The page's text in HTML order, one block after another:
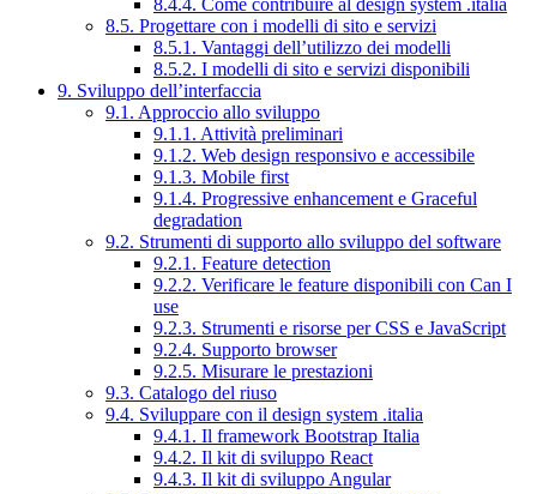
8.4.4. Come contribuire al design system .italia
8.5. Progettare con i modelli di sito e servizi
8.5.1. Vantaggi dell’utilizzo dei modelli
8.5.2. I modelli di sito e servizi disponibili
9. Sviluppo dell’interfaccia
9.1. Approccio allo sviluppo
9.1.1. Attività preliminari
9.1.2. Web design responsivo e accessibile
9.1.3. Mobile first
9.1.4. Progressive enhancement e Graceful
degradation
9.2. Strumenti di supporto allo sviluppo del software
9.2.1. Feature detection
9.2.2. Verificare le feature disponibili con Can I
use
9.2.3. Strumenti e risorse per CSS e JavaScript
9.2.4. Supporto browser
9.2.5. Misurare le prestazioni
9.3. Catalogo del riuso
9.4. Sviluppare con il design system .italia
9.4.1. Il framework Bootstrap Italia
9.4.2. Il kit di sviluppo React
9.4.3. Il kit di sviluppo Angular